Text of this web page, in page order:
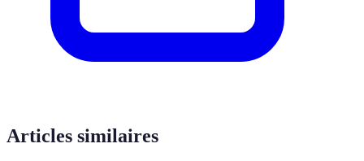
Articles similaires